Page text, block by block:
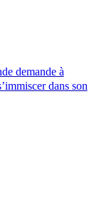
demande à
dans son